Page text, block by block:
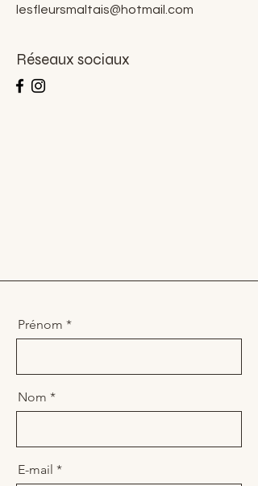
lesfleursmaltais@hotmail.com
Réseaux sociaux
Prénom
Nom
E-mail